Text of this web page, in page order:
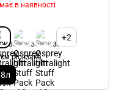
в наявності
+2
рюкзака